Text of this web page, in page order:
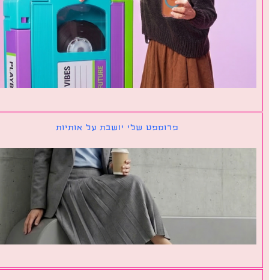
פרומפט שלי יושבת על אותיות